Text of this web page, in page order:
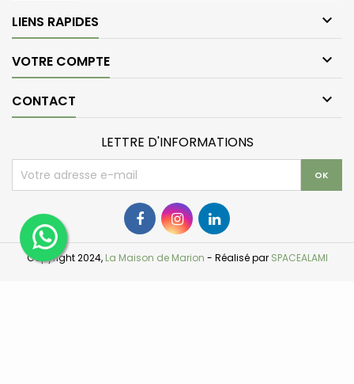
LIENS RAPIDES 
VOTRE COMPTE 
CONTACT 
LETTRE D'INFORMATIONS
Copyright 2024, La Maison de Marion - Réalisé par SPACEALAMI